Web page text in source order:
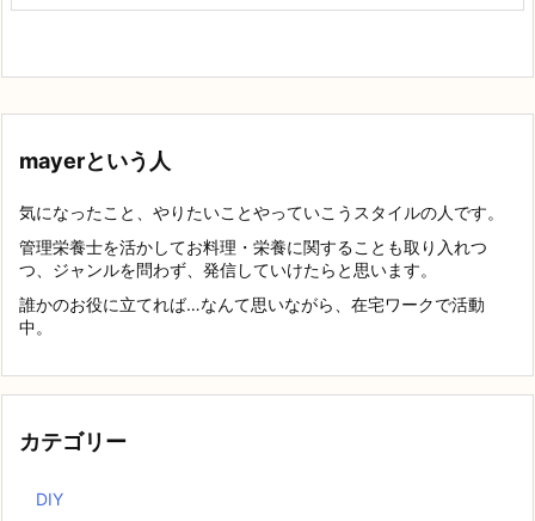
mayerという人
気になったこと、やりたいことやっていこうスタイルの人です。
管理栄養士を活かしてお料理・栄養に関することも取り入れつ
つ、ジャンルを問わず、発信していけたらと思います。
誰かのお役に立てれば…なんて思いながら、在宅ワークで活動
中。
カテゴリー
DIY